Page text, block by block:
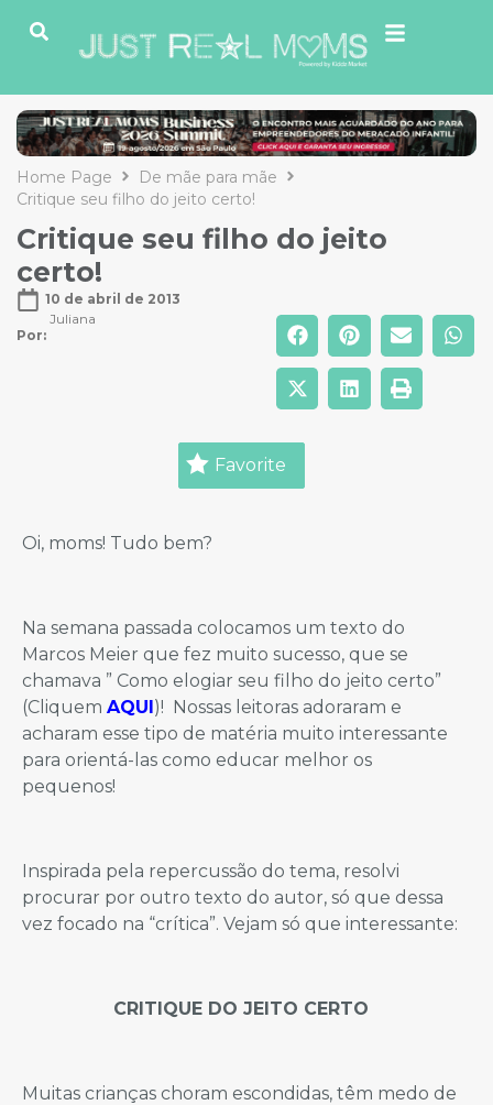
Home Page
De mãe para mãe
Critique seu filho do jeito certo!
Critique seu filho do jeito
certo!
10 de abril de 2013
Por:
Juliana
Favorite
Oi, moms! Tudo bem?
Na semana passada colocamos um texto do
Marcos Meier que fez muito sucesso, que se
chamava ” Como elogiar seu filho do jeito certo”
(Cliquem AQUI )! Nossas leitoras adoraram e
acharam esse tipo de matéria muito interessante
para orientá-las como educar melhor os
pequenos!
Inspirada pela repercussão do tema, resolvi
procurar por outro texto do autor, só que dessa
vez focado na “crítica”. Vejam só que interessante:
CRITIQUE DO JEITO CERTO
Muitas crianças choram escondidas, têm medo de